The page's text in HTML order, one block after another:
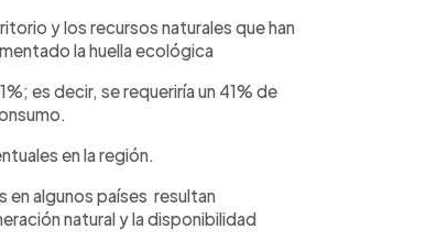
y los recursos naturales que han
la huella ecológica
es decir, se requeriría un 41% de
en la región.
en algunos países resultan
natural y la disponibilidad